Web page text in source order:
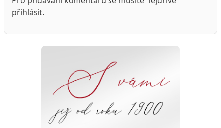
přihlásit.